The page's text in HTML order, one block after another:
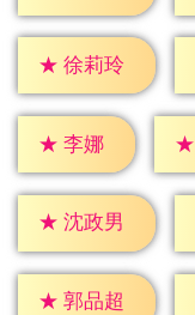
★ 徐莉玲
★ 李娜 ★
★ 沈政男
★ 郭品超